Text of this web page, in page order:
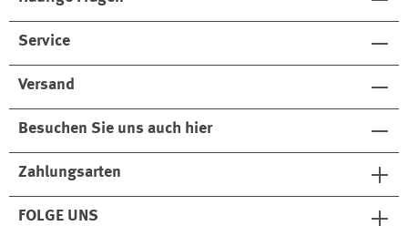
Service
Versand
Besuchen Sie uns auch hier
Zahlungsarten
FOLGE UNS